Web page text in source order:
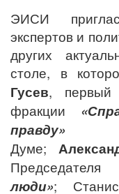
ЭИСИ
экспертов и
других
столе, в
Гусев, первый
фракции
правду» в
Думе;
люди»;